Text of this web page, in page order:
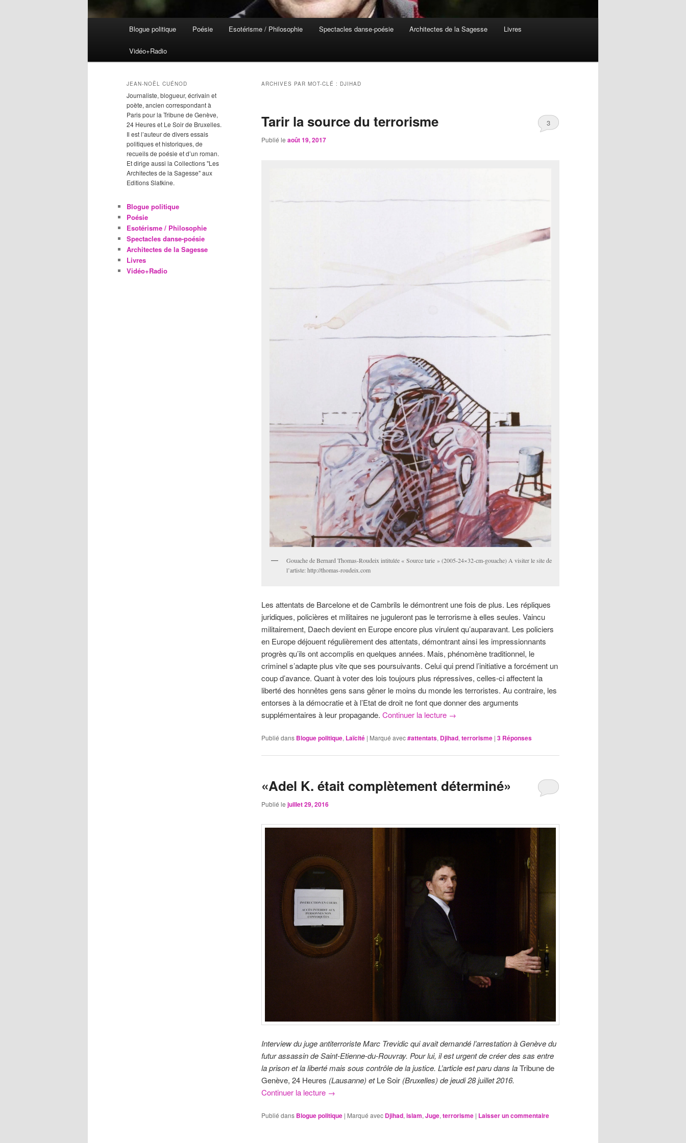
Aller
au
contenu
principal
Aller
au
contenu
secondaire
Blogue politique Poésie Esotérisme / Philosophie Spectacles danse-poésie Architectes de la Sagesse Livres
Vidéo+Radio
ARCHIVES PAR MOT-CLÉ : DJIHAD
Tarir la source du terrorisme
Publié le août 19, 2017
3
Gouache de Bernard Thomas-Roudeix intitulée « Source tarie » (2005-24×32-cm-gouache) A visiter le site de
l’artiste: http://thomas-roudeix.com
Les attentats de Barcelone et de Cambrils le démontrent une fois de plus. Les répliques
juridiques, policières et militaires ne juguleront pas le terrorisme à elles seules. Vaincu
militairement, Daech devient en Europe encore plus virulent qu’auparavant. Les policiers
en Europe déjouent régulièrement des attentats, démontrant ainsi les impressionnants
progrès qu’ils ont accomplis en quelques années. Mais, phénomène traditionnel, le
criminel s’adapte plus vite que ses poursuivants. Celui qui prend l’initiative a forcément un
coup d’avance. Quant à voter des lois toujours plus répressives, celles-ci affectent la
liberté des honnêtes gens sans gêner le moins du monde les terroristes. Au contraire, les
entorses à la démocratie et à l’Etat de droit ne font que donner des arguments
supplémentaires à leur propagande. Continuer la lecture →
Publié dans Blogue politique, Laïcité | Marqué avec#attentats, Djihad, terrorisme | 3 Réponses
«Adel K. était complètement déterminé»
Publié le juillet 29, 2016
Interview du juge antiterroriste Marc Trevidic qui avait demandé l’arrestation à Genève du
futur assassin de Saint-Etienne-du-Rouvray. Pour lui, il est urgent de créer des sas entre
la prison et la liberté mais sous contrôle de la justice. L’article est paru dans laTribune de
Genève, 24 Heures (Lausanne) etLe Soir (Bruxelles) de jeudi 28 juillet 2016.
Continuer la lecture →
Publié dans Blogue politique | Marqué avec Djihad, islam, Juge, terrorisme | Laisser un commentaire
JEAN-NOËL CUÉNOD
Journaliste, blogueur, écrivain et
poète, ancien correspondant à
Paris pour la Tribune de Genève,
24 Heures et Le Soir de Bruxelles.
Il est l’auteur de divers essais
politiques et historiques, de
recueils de poésie et d’un roman.
Et dirige aussi la Collections "Les
Architectes de la Sagesse" aux
Editions Slatkine.
Blogue politique
Poésie
Esotérisme / Philosophie
Spectacles danse-poésie
Architectes de la Sagesse
Livres
Vidéo+Radio